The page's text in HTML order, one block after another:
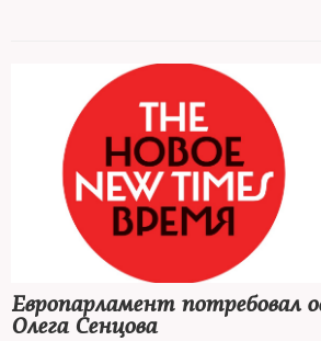
Европарламент потребовал
Олега Сенцова